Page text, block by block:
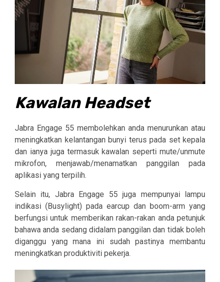
Kawalan Headset
Jabra Engage 55 membolehkan anda menurunkan atau
meningkatkan kelantangan bunyi terus pada set kepala
dan ianya juga termasuk kawalan seperti mute/unmute
mikrofon, menjawab/menamatkan panggilan pada
aplikasi yang terpilih.
Selain itu, Jabra Engage 55 juga mempunyai lampu
indikasi (Busylight) pada earcup dan boom-arm yang
berfungsi untuk memberikan rakan-rakan anda petunjuk
bahawa anda sedang didalam panggilan dan tidak boleh
diganggu yang mana ini sudah pastinya membantu
meningkatkan produktiviti pekerja.